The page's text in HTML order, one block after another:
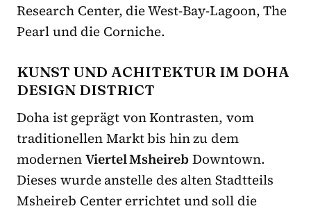
Research Center, die West-Bay-Lagoon, The
Pearl und die Corniche.
KUNST UND ACHITEKTUR IM DOHA
DESIGN DISTRICT
Doha ist geprägt von Kontrasten, vom
traditionellen Markt bis hin zu dem
modernenViertel MsheirebDowntown.
Dieses wurde anstelle des alten Stadtteils
Msheireb Center errichtet und soll die